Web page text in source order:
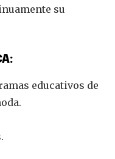
su
educativos de